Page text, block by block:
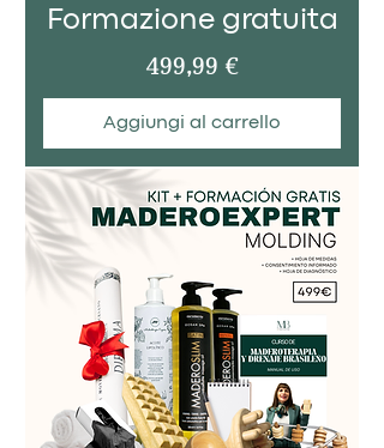
Formazione gratuita
Prezzo
499,99 €
Aggiungi al carrello